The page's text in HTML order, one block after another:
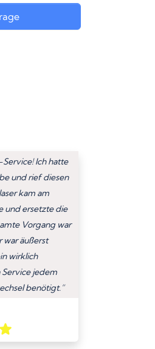
Ich hatte
und rief diesen
kam am
und ersetzte die
Vorgang war
war äußerst
wirklich
jedem
benötigt.”